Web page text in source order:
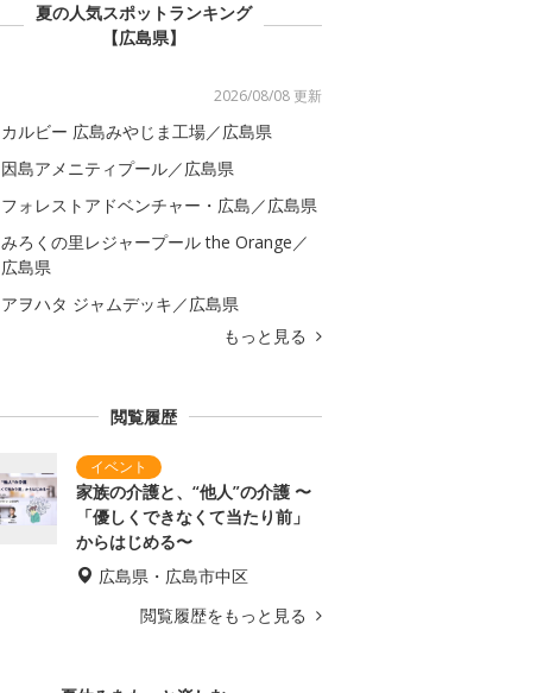
夏の人気スポットランキング
【広島県】
2026/08/08 更新
カルビー 広島みやじま工場／広島県
因島アメニティプール／広島県
フォレストアドベンチャー・広島／広島県
みろくの里レジャープール the Orange／
広島県
アヲハタ ジャムデッキ／広島県
もっと見る
閲覧履歴
家族の介護と、“他人”の介護 〜
「優しくできなくて当たり前」
からはじめる〜
広島県・広島市中区
閲覧履歴をもっと見る